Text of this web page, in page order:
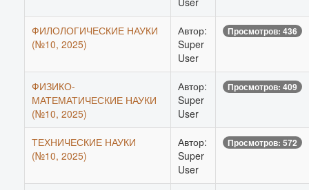
ФИЛОЛОГИЧЕСКИЕ НАУКИ
(№10, 2025)
Автор:
Super
User
Просмотров: 436
ФИЗИКО-
МАТЕМАТИЧЕСКИЕ НАУКИ
(№10, 2025)
Автор:
Super
User
Просмотров: 409
ТЕХНИЧЕСКИЕ НАУКИ
(№10, 2025)
Автор:
Super
User
Просмотров: 572